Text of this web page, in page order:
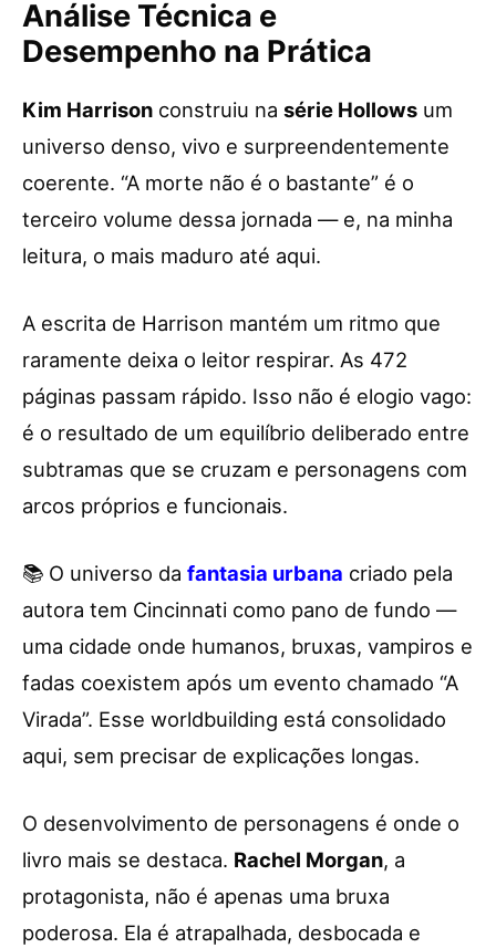
Análise Técnica e
Desempenho na Prática
Kim Harrison construiu na série Hollows um
universo denso, vivo e surpreendentemente
coerente. “A morte não é o bastante” é o
terceiro volume dessa jornada — e, na minha
leitura, o mais maduro até aqui.
A escrita de Harrison mantém um ritmo que
raramente deixa o leitor respirar. As 472
páginas passam rápido. Isso não é elogio vago:
é o resultado de um equilíbrio deliberado entre
subtramas que se cruzam e personagens com
arcos próprios e funcionais.
📚 O universo da fantasia urbana criado pela
autora tem Cincinnati como pano de fundo —
uma cidade onde humanos, bruxas, vampiros e
fadas coexistem após um evento chamado “A
Virada”. Esse worldbuilding está consolidado
aqui, sem precisar de explicações longas.
O desenvolvimento de personagens é onde o
livro mais se destaca. Rachel Morgan, a
protagonista, não é apenas uma bruxa
poderosa. Ela é atrapalhada, desbocada e